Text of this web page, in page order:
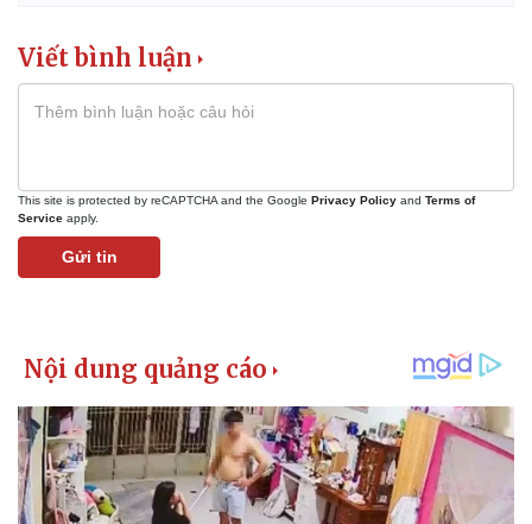
Viết bình luận
This site is protected by reCAPTCHA and the Google Privacy Policy and Terms of
Service apply.
Gửi tin